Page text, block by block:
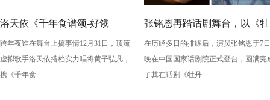
洛天依《千年食谱颂-好饿
版》：跨年夜最萌“食”光！
跨年夜谁在舞台上搞事情12月31日，顶流
虚拟歌手洛天依搭档实力唱将黄子弘凡，
携《千年食...
张铭恩再踏话剧舞台，以《牡
丹亭上三生路》续写古典深
情，全新演绎“柳梦梅”至情至
在历经多日的排练后，演员张铭恩于7日
晚在中国国家话剧院正式登台，圆满完
了其在话剧《牡丹...